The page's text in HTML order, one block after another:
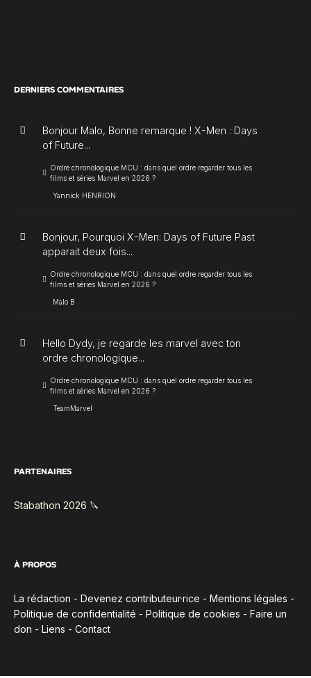
DERNIERS COMMENTAIRES
Bonjour Malo, Bonne remarque ! X-Men : Days
of Future...
Ordre chronologique MCU : dans quel ordre regarder tous les
films et séries Marvel en 2026 ?
Yannick HENRION
Bonjour, Pourquoi X-Men: Days of Future Past
apparait deux fois...
Ordre chronologique MCU : dans quel ordre regarder tous les
films et séries Marvel en 2026 ?
Malo B
Hello Dydy, je regarde les marvel avec ton
ordre chronologique...
Ordre chronologique MCU : dans quel ordre regarder tous les
films et séries Marvel en 2026 ?
TeamMarvel
PARTENAIRES
Stabathon 2026 🔪
À PROPOS
La rédaction - Devenez contributeur·rice - Mentions légales -
Politique de confidentialité - Politique de cookies - Faire un
don - Liens - Contact